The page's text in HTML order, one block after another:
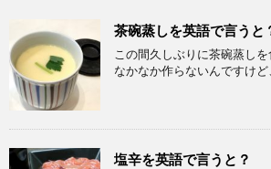
茶碗蒸しを英語で言うと
この間久しぶりに茶碗蒸し
なかなか作らないんですけ
塩辛を英語で言うと？